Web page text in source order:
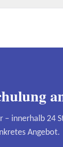
– innerhalb 24
Angebot.